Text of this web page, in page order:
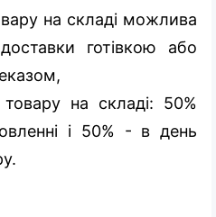
на складі можлива
готівкою або
товару на складі: 50%
і 50% - в день